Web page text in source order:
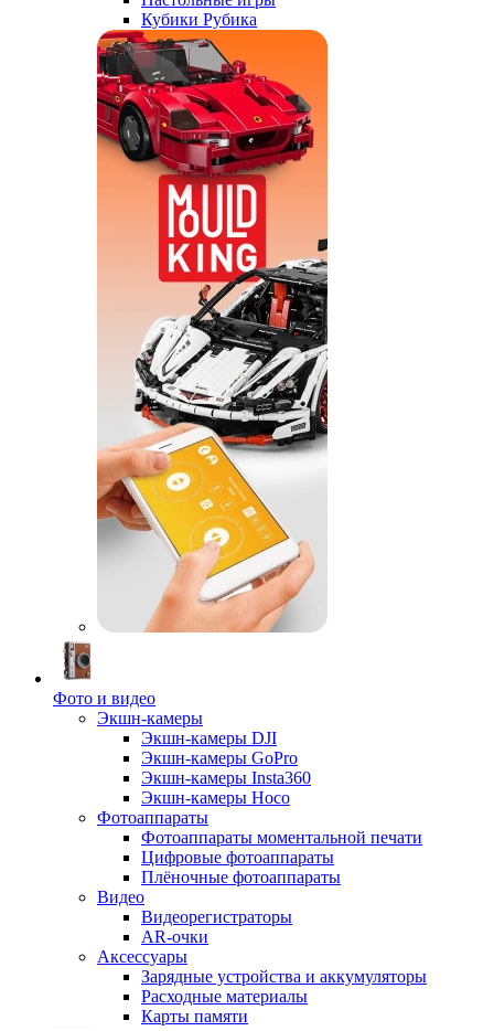
Кубики Рубика
Фото и видео
Экшн-камеры
Экшн-камеры DJI
Экшн-камеры GoPro
Экшн-камеры Insta360
Экшн-камеры Hoco
Фотоаппараты
Фотоаппараты моментальной печати
Цифровые фотоаппараты
Плёночные фотоаппараты
Видео
Видеорегистраторы
AR-очки
Аксессуары
Зарядные устройства и аккумуляторы
Расходные материалы
Карты памяти